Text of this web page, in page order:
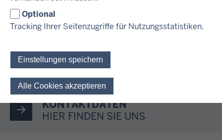
Optional
Tracking Ihrer Seitenzugriffe für Nutzungsstatistiken.
Einstellungen speichern
Alle Cookies akzeptieren
FAQ
KONTAKTDATEN
HIER FINDEN SIE UNS